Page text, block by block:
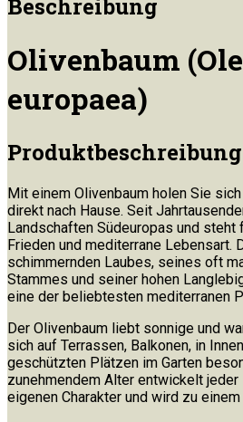
Beschreibung
Olivenbaum
europaea)
Produktbeschreibung
Mit einem Olivenbaum holen Sie
direkt nach Hause. Seit
Landschaften Südeuropas und steht
Frieden und mediterrane Lebensart.
schimmernden Laubes, seines oft
Stammes und seiner hohen
eine der beliebtesten mediterranen
Der Olivenbaum liebt sonnige und
sich auf Terrassen, Balkonen, in
geschützten Plätzen im Garten
zunehmendem Alter entwickelt jeder
eigenen Charakter und wird zu